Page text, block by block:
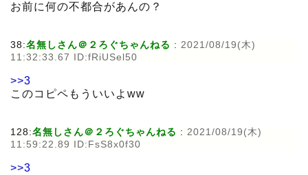
お前に何の不都合があんの？
38:名無しさん＠２ろぐちゃんねる : 2021/08/19(木)
11:32:33.67 ID:fRiUSel50
>>3
このコピペもういいよww
128:名無しさん＠２ろぐちゃんねる : 2021/08/19(木)
11:59:22.89 ID:FsS8x0f30
>>3